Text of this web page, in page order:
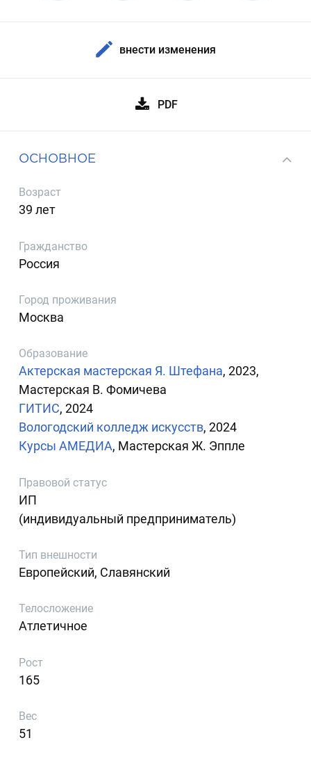
внести изменения
PDF
ОСНОВНОЕ
Возраст
39 лет
Гражданство
Россия
Город проживания
Москва
Образование
Актерская мастерская Я. Штефана, 2023,
Мастерская В. Фомичева
ГИТИС, 2024
Вологодский колледж искусств, 2024
Курсы АМЕДИА, Мастерская Ж. Эппле
Правовой статус
ИП
(индивидуальный предприниматель)
Тип внешности
Европейский, Славянский
Телосложение
Атлетичное
Рост
165
Вес
51